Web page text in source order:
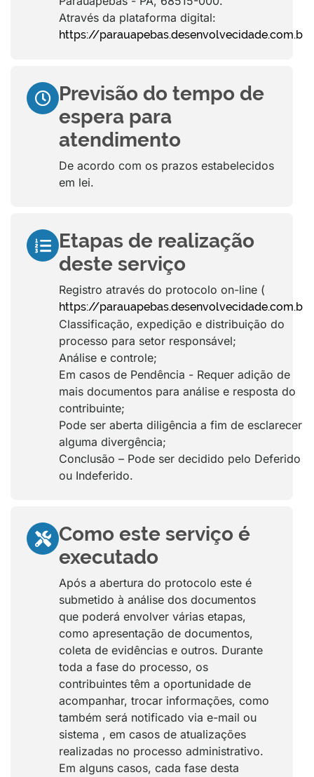
Através da plataforma digital:
https://parauapebas.desenvolvecidade.com.br
Previsão do tempo de
espera para
atendimento
De acordo com os prazos estabelecidos
em lei.
Etapas de realização
deste serviço
Registro através do protocolo on-line (
https://parauapebas.desenvolvecidade.com.br
Classificação, expedição e distribuição do
processo para setor responsável;
Análise e controle;
Em casos de Pendência - Requer adição de
mais documentos para análise e resposta do
contribuinte;
Pode ser aberta diligência a fim de esclarecer
alguma divergência;
Conclusão – Pode ser decidido pelo Deferido
ou Indeferido.
Como este serviço é
executado
Após a abertura do protocolo este é
submetido à análise dos documentos
que poderá envolver várias etapas,
como apresentação de documentos,
coleta de evidências e outros. Durante
toda a fase do processo, os
contribuintes têm a oportunidade de
acompanhar, trocar informações, como
também será notificado via e-mail ou
sistema , em casos de atualizações
realizadas no processo administrativo.
Em alguns casos, cada fase desta